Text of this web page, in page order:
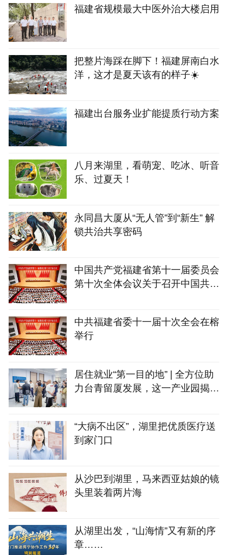
福建省规模最大中医外治大楼启用
把整片海踩在脚下！福建屏南白水
洋，这才是夏天该有的样子☀️
福建出台服务业扩能提质行动方案
八月来湖里，看萌宠、吃冰、听音
乐、过夏天！
永同昌大厦从“无人管”到“新生” 解
锁共治共享密码
中国共产党福建省第十一届委员会
第十次全体会议关于召开中国共产
中共福建省委十一届十次全会在榕
举行
居住就业“第一目的地” | 全方位助
力台青留厦发展，这一产业园揭牌
“大病不出区”，湖里把优质医疗送
到家门口
从沙巴到湖里，马来西亚姑娘的镜
头里装着两片海
从湖里出发，“山海情”又有新的序
章……